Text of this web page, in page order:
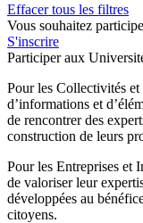
Effacer tous les filtres
Vous souhaitez
S'inscrire
Participer aux
Pour les Collectivités et
d’informations et
de rencontrer des
construction de leurs
Pour les Entreprises et
de valoriser leur
développées au
citoyens.